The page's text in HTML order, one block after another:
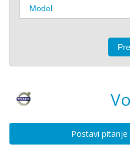
Postavi